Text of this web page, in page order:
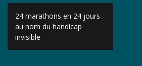
Navigation
de
l’article
24 marathons en 24 jours
au nom du handicap
invisible